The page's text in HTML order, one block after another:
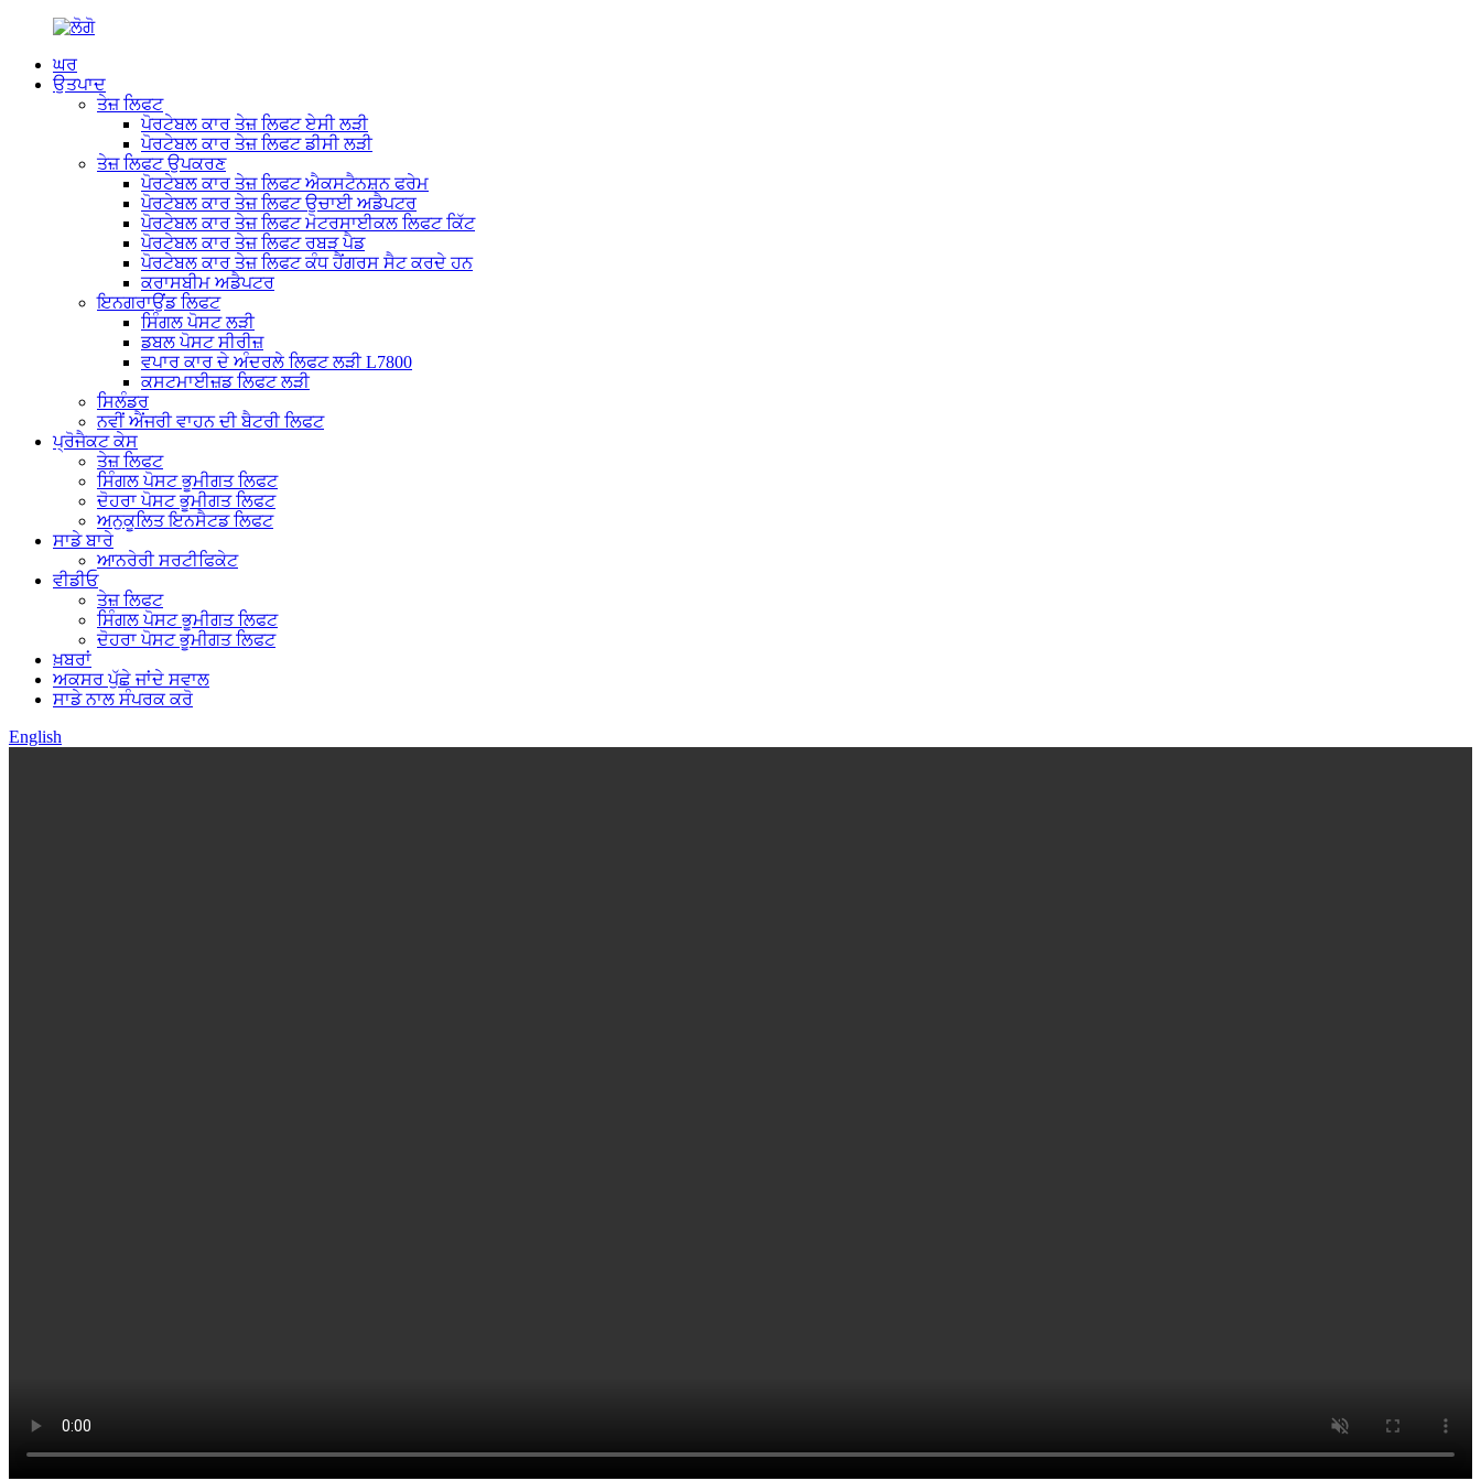
ਘਰ
ਉਤਪਾਦ
ਤੇਜ਼ ਲਿਫਟ
ਪੋਰਟੇਬਲ ਕਾਰ ਤੇਜ਼ ਲਿਫਟ ਏਸੀ ਲੜੀ
ਪੋਰਟੇਬਲ ਕਾਰ ਤੇਜ਼ ਲਿਫਟ ਡੀਸੀ ਲੜੀ
ਤੇਜ਼ ਲਿਫਟ ਉਪਕਰਣ
ਪੋਰਟੇਬਲ ਕਾਰ ਤੇਜ਼ ਲਿਫਟ ਐਕਸਟੈਨਸ਼ਨ ਫਰੇਮ
ਪੋਰਟੇਬਲ ਕਾਰ ਤੇਜ਼ ਲਿਫਟ ਉਚਾਈ ਅਡੈਪਟਰ
ਪੋਰਟੇਬਲ ਕਾਰ ਤੇਜ਼ ਲਿਫਟ ਮੋਟਰਸਾਈਕਲ ਲਿਫਟ ਕਿੱਟ
ਪੋਰਟੇਬਲ ਕਾਰ ਤੇਜ਼ ਲਿਫਟ ਰਬੜ ਪੈਡ
ਪੋਰਟੇਬਲ ਕਾਰ ਤੇਜ਼ ਲਿਫਟ ਕੰਧ ਹੈਂਗਰਸ ਸੈਟ ਕਰਦੇ ਹਨ
ਕਰਾਸਬੀਮ ਅਡੈਪਟਰ
ਇਨਗਰਾਉਂਡ ਲਿਫਟ
ਸਿੰਗਲ ਪੋਸਟ ਲੜੀ
ਡਬਲ ਪੋਸਟ ਸੀਰੀਜ਼
ਵਪਾਰ ਕਾਰ ਦੇ ਅੰਦਰਲੇ ਲਿਫਟ ਲੜੀ L7800
ਕਸਟਮਾਈਜ਼ਡ ਲਿਫਟ ਲੜੀ
ਸਿਲੰਡਰ
ਨਵੀਂ ਐਂਜਰੀ ਵਾਹਨ ਦੀ ਬੈਟਰੀ ਲਿਫਟ
ਪ੍ਰੋਜੈਕਟ ਕੇਸ
ਤੇਜ਼ ਲਿਫਟ
ਸਿੰਗਲ ਪੋਸਟ ਭੂਮੀਗਤ ਲਿਫਟ
ਦੋਹਰਾ ਪੋਸਟ ਭੂਮੀਗਤ ਲਿਫਟ
ਅਨੁਕੂਲਿਤ ਇਨਸੈਟਡ ਲਿਫਟ
ਸਾਡੇ ਬਾਰੇ
ਆਨਰੇਰੀ ਸਰਟੀਫਿਕੇਟ
ਵੀਡੀਓ
ਤੇਜ਼ ਲਿਫਟ
ਸਿੰਗਲ ਪੋਸਟ ਭੂਮੀਗਤ ਲਿਫਟ
ਦੋਹਰਾ ਪੋਸਟ ਭੂਮੀਗਤ ਲਿਫਟ
ਖ਼ਬਰਾਂ
ਅਕਸਰ ਪੁੱਛੇ ਜਾਂਦੇ ਸਵਾਲ
ਸਾਡੇ ਨਾਲ ਸੰਪਰਕ ਕਰੋ
English